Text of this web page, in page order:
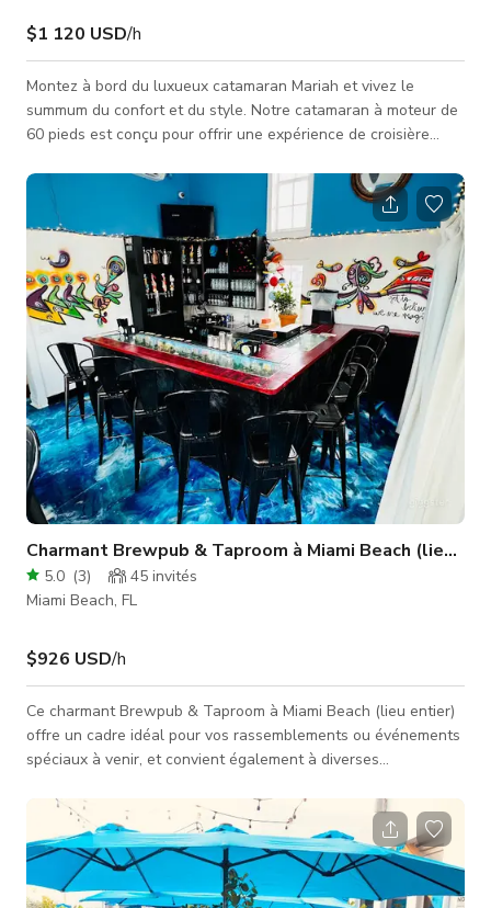
$1 120 USD/h
Montez à bord du luxueux catamaran Mariah et vivez le
summum du confort et du style. Notre catamaran à moteur de
60 pieds est conçu pour offrir une expérience de croisière
d'équipage. Avec une disposition spacieuse, le Mariah offre
beaucoup d'ombre et peut être entièrement fermé pour
assurer le confort maximal de tous nos invités. LA LOCATION
DU CATAMARAN INCLUT : CAPACITÉ MAXIMALE DE 42
PERSONNES : Parfait pour événements de gro
Charmant Brewpub & Taproom à Miami Beach (lieu
5.0 (3) 45 invités
Miami Beach, FL
$926 USD/h
Ce charmant Brewpub & Taproom à Miami Beach (lieu entier)
offre un cadre idéal pour vos rassemblements ou événements
spéciaux à venir, et convient également à diverses
parfaitement adapté pour accueillir des projets tels que des
publicités télévisées, clips musicaux, contenus pour les
réseaux sociaux, et plus encore. Veuillez vérifier avec l'hôte
pour confirmer la disponibilité de l'espace.